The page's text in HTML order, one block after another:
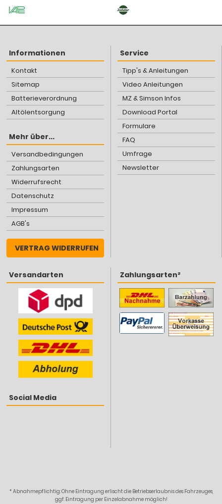
Informationen
Kontakt
Sitemap
Batterieverordnung
Altölentsorgung
Mehr über...
Versandbedingungen
Zahlungsarten
Widerrufsrecht
Datenschutz
Impressum
AGB's
VERTRAG WIDERRUFEN
Service
Tipp's & Anleitungen
Video Anleitungen
MZ & Simson Infos
Download Portal
Formulare
FAQ
Umfrage
Newsletter
Versandarten
Social Media
Zahlungsarten²
* Abnahmepflichtig: Ohne Eintragung erlischt die Betriebserlaubnis des Fahrzeuges,
ggf. Eintragung per Einzelabnahme möglich!